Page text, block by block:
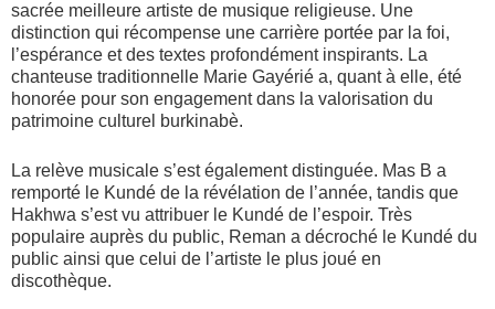
sacrée meilleure artiste de musique religieuse. Une
distinction qui récompense une carrière portée par la foi,
l’espérance et des textes profondément inspirants. La
chanteuse traditionnelle Marie Gayérié a, quant à elle, été
honorée pour son engagement dans la valorisation du
patrimoine culturel burkinabè.
La relève musicale s’est également distinguée. Mas B a
remporté le Kundé de la révélation de l’année, tandis que
Hakhwa s’est vu attribuer le Kundé de l’espoir. Très
populaire auprès du public, Reman a décroché le Kundé du
public ainsi que celui de l’artiste le plus joué en
discothèque.